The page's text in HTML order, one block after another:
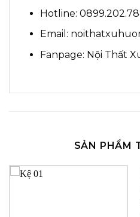
Hotline:
Email:
Fanpage: Nội Thất
SẢN PHẨM